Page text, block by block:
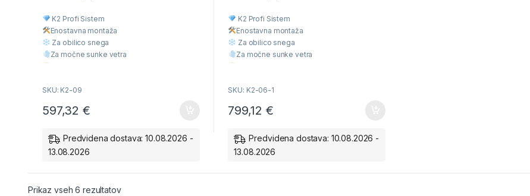
u
o
f
5
K2 Profi Sistem
Enostavna montaža
Za obilico snega
Za močne sunke vetra
SKU: K2-09
597,32€
Predvidena dostava: 10.08.2026 -
13.08.2026
u
t
o
f
5
K2 Profi Sistem
Enostavna montaža
Za obilico snega
Za močne sunke vetra
SKU: K2-06-1
799,12 €
Predvidena dostava: 10.08.2026 -
13.08.2026
Prikaz vseh 6 rezultatovRazvrščeno po ceni: od najnižje do najvišje